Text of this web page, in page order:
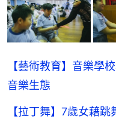
【藝術教育】音樂學
音樂生態
【拉丁舞】7歲女藉